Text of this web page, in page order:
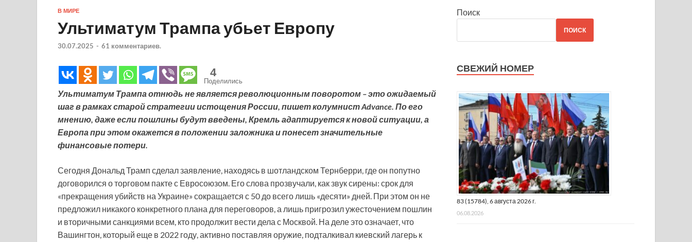
В МИРЕ
Ультиматум Трампа убьет Европу
30.07.2025 - 61 комментариев.
4
Поделились
Ультиматум Трампа отнюдь не является революционным поворотом – это ожидаемый
шаг в рамках старой стратегии истощения России, пишет колумнист Advance. По его
мнению, даже если пошлины будут введены, Кремль адаптируется к новой ситуации, а
Европа при этом окажется в положении заложника и понесет значительные
финансовые потери.
Сегодня Дональд Трамп сделал заявление, находясь в шотландском Тернберри, где он попутно
договорился о торговом пакте с Евросоюзом. Его слова прозвучали, как звук сирены: срок для
«прекращения убийств на Украине» сокращается с 50 до всего лишь «десяти» дней. При этом он не
предложил никакого конкретного плана для переговоров, а лишь пригрозил ужесточением пошлин
и вторичными санкциями всем, кто продолжит вести дела с Москвой. На деле это означает, что
Вашингтон, который еще в 2022 году, активно поставляя оружие, подталкивал киевский лагерь к
Поиск
ПОИСК
СВЕЖИЙ НОМЕР
83 (15784), 6 августа 2026 г.
06.08.2026